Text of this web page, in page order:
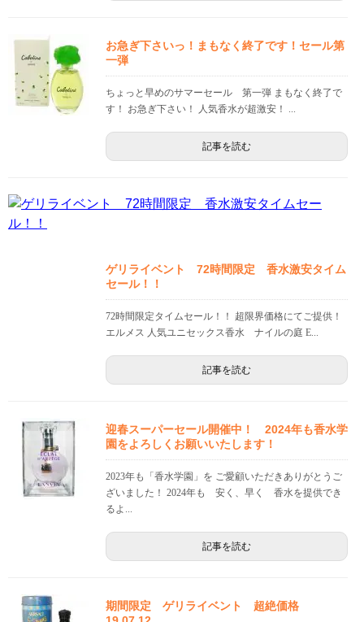
お急ぎ下さいっ！まもなく終了です！セール第
一弾
ちょっと早めのサマーセール 第一弾 まもなく終了で
す！ お急ぎ下さい！ 人気香水が超激安！ ...
記事を読む
ゲリライベント 72時間限定 香水激安タイム
セール！！
72時間限定タイムセール！！ 超限界価格にてご提供！
エルメス 人気ユニセックス香水 ナイルの庭 E...
記事を読む
迎春スーパーセール開催中！ 2024年も香水学
園をよろしくお願いいたします！
2023年も「香水学園」を ご愛顧いただきありがとうご
ざいました！ 2024年も 安く、早く 香水を提供でき
るよ...
記事を読む
期間限定 ゲリライベント 超絶価格